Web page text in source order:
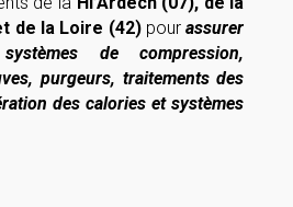
de la Loire (42)pourassurer
de compression,
purgeurs, traitements des
des calories et systèmes